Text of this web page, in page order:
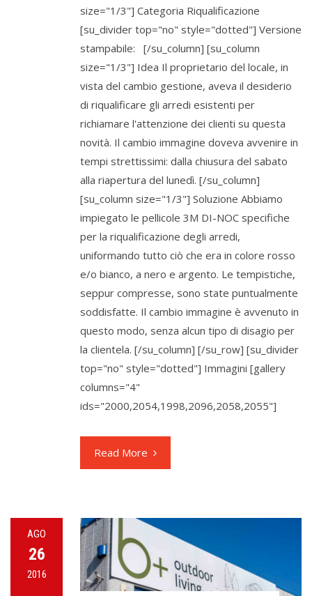
size="1/3"] Categoria Riqualificazione
[su_divider top="no" style="dotted"] Versione
stampabile: [/su_column] [su_column
size="1/3"] Idea Il proprietario del locale, in
vista del cambio gestione, aveva il desiderio
di riqualificare gli arredi esistenti per
richiamare l'attenzione dei clienti su questa
novità. Il cambio immagine doveva avvenire in
tempi strettissimi: dalla chiusura del sabato
alla riapertura del lunedì. [/su_column]
[su_column size="1/3"] Soluzione Abbiamo
impiegato le pellicole 3M DI-NOC specifiche
per la riqualificazione degli arredi,
uniformando tutto ciò che era in colore rosso
e/o bianco, a nero e argento. Le tempistiche,
seppur compresse, sono state puntualmente
soddisfatte. Il cambio immagine è avvenuto in
questo modo, senza alcun tipo di disagio per
la clientela. [/su_column] [/su_row] [su_divider
top="no" style="dotted"] Immagini [gallery
columns="4"
ids="2000,2054,1998,2096,2058,2055"]
Read More
AGO
26
2016